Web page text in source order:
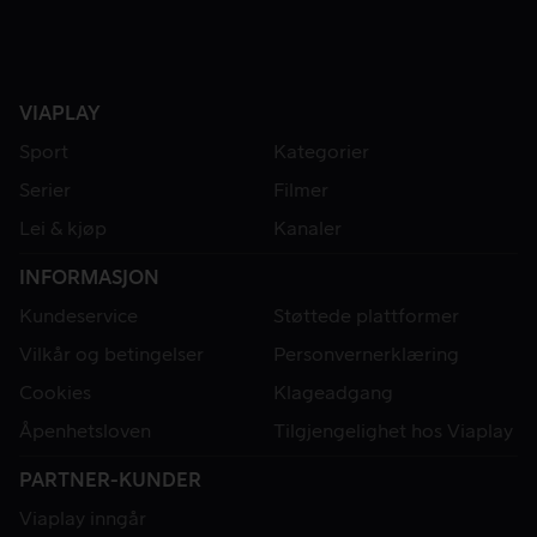
VIAPLAY
Sport
Kategorier
Serier
Filmer
Lei & kjøp
Kanaler
INFORMASJON
Kundeservice
Støttede plattformer
Vilkår og betingelser
Personvernerklæring
Cookies
Klageadgang
Åpenhetsloven
Tilgjengelighet hos Viaplay
PARTNER-KUNDER
Viaplay inngår